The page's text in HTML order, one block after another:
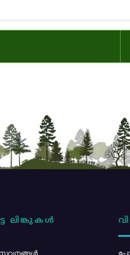
ലിങ്കുകൾ